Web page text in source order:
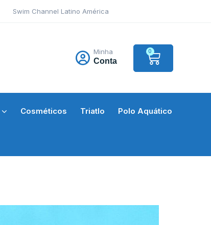
Swim Channel Latino América
Minha
Conta
0
Cosméticos Triatlo Polo Aquático